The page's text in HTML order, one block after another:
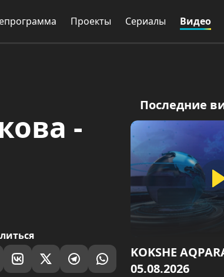
Проекты Сериалы Видео
-
Последние
KOKSHE
05.08.2026